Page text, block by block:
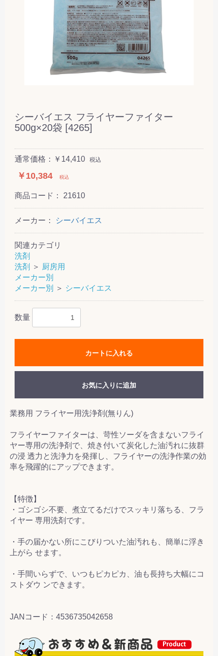
シーバイエス フライヤーファイター
500g×20袋 [4265]
通常価格：￥14,410 税込
￥10,384 税込
商品コード： 21610
メーカー： シーバイエス
関連カテゴリ
洗剤
洗剤
＞ 厨房用
メーカー別
メーカー別
＞ シーバイエス
数量
カートに入れる
お気に入りに追加
業務用 フライヤー用洗浄剤(無りん)
フライヤーファイターは、苛性ソーダを含まないフライ
ヤー専用の洗浄剤で、焼き付いて炭化した油汚れに抜群
の浸 透力と洗浄力を発揮し、フライヤーの洗浄作業の効
率を飛躍的にアップできます。
【特徴】
・ゴシゴシ不要、煮立てるだけでスッキリ落ちる、フラ
イヤー 専用洗剤です。
・手の届かない所にこびりついた油汚れも、簡単に浮き
上がら せます。
・手間いらずで、いつもピカピカ、油も長持ち大幅にコ
ストダウ ンできます。
JANコード：4536735042658